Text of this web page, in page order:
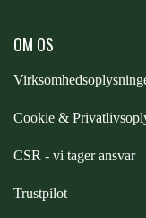
PREMIER
OM OS
Cookie &
CSR - vi tager ansvar
Trustpilot